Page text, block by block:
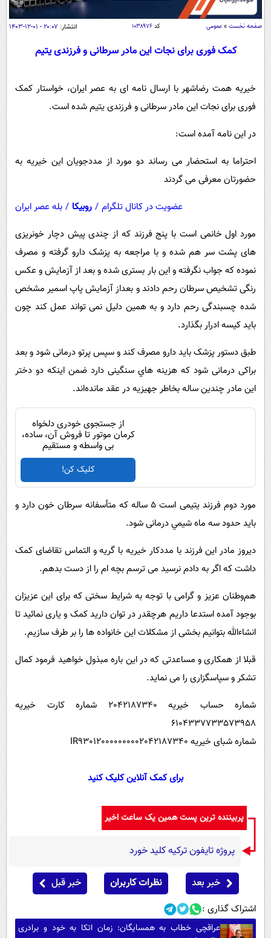
اقتصاد
اقتصادی
جامعه
حوادث
سلامت
بین الملل
سیاست خارجی
فرهنگ و هنر
گوناگون
باشگاه مغز
مجله تصویری سلاح
اقتصاد
ورزش
سیاست
سرگرمی
محیط زیست
سلامت
بین الملل
اجتماعی
حیات وحش
سیاست خارجی
عصر ایران 2
خواندنی ها و دیدنی ها
داستان کوتاه
پیامک
آموزش زبان
صفحه نخست » عمومی کد ۱۰۳۸۹۷۶ انتشار: ۲۰:۰۷ - ۰۱-۱۲-۱۴۰۳
کمک فوری برای نجات این مادر سرطانی و فرزندی یتیم
خیریه همت رضاشهر با ارسال نامه ای به عصر ایران، خواستار کمک
فوری برای نجات این مادر سرطانی و فرزندی یتیم شده است.
در این نامه آمده است:
احتراما به استحضار می رساند دو مورد از مددجویان این خیریه به
حضورتان معرفی می گردند
عضویت در کانال تلگرام / روبیکا / بله عصر ایران
مورد اول خانمی است با پنج فرزند که از چندی پیش دچار خونریزی
های پشت سر هم شده و با مراجعه به پزشک دارو گرفته و مصرف
نموده که جواب نگرفته و این بار بستری شده و بعد از آزمایش و عکس
رنگی تشخیص سرطان رحم دادند و بعداز آزمايش پاپ اسمیر مشخص
شده چسبندگی رحم دارد و به همین دلیل نمی تواند عمل کند چون
باید کیسه ادرار بگذارد.
طبق دستور پزشک باید دارو مصرف کند و سپس پرتو درمانی شود و بعد
براکی درمانی شود که هزينه هاي سنگینی دارد ضمن اینکه دو دختر
این مادر چندین ساله بخاطر جهيزيه در عقد مانده‌اند.
از جستجوی خودری دلخواه
کرمان موتور تا فروش آن، ساده،
بی واسطه و مستقیم
کلیک کن!
مورد دوم فرزند یتیمی است ۵ ساله که متأسفانه سرطان خون دارد و
باید حدود سه ماه شيمي درمانی شود.
دیروز مادر این فرزند با مددکار خیریه با گریه و التماس تقاضای کمک
داشت که اگر به دادم نرسید می ترسم بچه ام را از دست بدهم.
هم‌وطنان عزیز و گرامی با توجه به شرایط سختی که برای این عزیزان
بوجود آمده استدعا داریم هرچقدر در توان دارید کمک و یاری نمائید تا
انشاءالله بتوانیم بخشی از مشکلات این خانواده ها را بر طرف سازیم.
قبلا از همکاری و مساعدتی که در این باره مبذول خواهید فرمود کمال
تشکر و سپاسگزاری را می نماید.
شماره حساب خیریه 2042187340 شماره کارت خیریه
6104337733573958
شماره شبای خیریه IR930120000000002042187340
برای کمک آنلاین کلیک کنید
پربیننده ترین پست همین یک ساعت اخیر
پروژه تایفون ترکیه کلید خورد
خبر بعد نظرات کاربران خبر قبل
اشتراک گذاری :
عراقچی خطاب به همسایگان: زمان اتکا به خود و برادری